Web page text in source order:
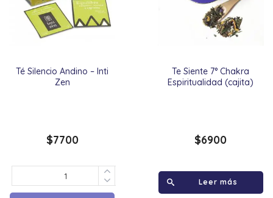
Té Silencio Andino – Inti
Zen
$7700
Te Siente 7° Chakra
Espiritualidad (cajita)
$6900
Leer más